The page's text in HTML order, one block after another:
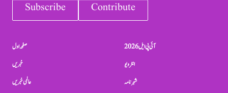
Subscribe Contribute
صفحہ اول
خبریں
عالمی خبریں
آئی پی ایل 2026
انٹرویو
شہرنامہ